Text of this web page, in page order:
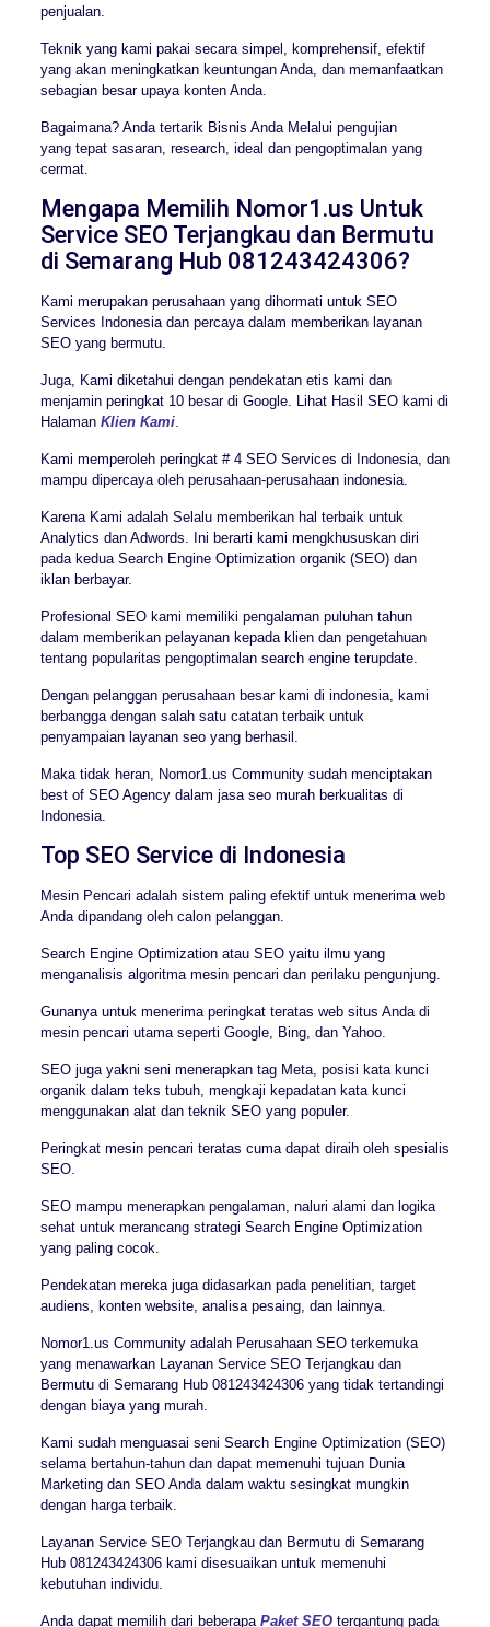
penjualan.
Teknik yang kami pakai secara simpel, komprehensif, efektif
yang akan meningkatkan keuntungan Anda, dan memanfaatkan
sebagian besar upaya konten Anda.
Bagaimana? Anda tertarik Bisnis Anda Melalui pengujian
yang tepat sasaran, research, ideal dan pengoptimalan yang
cermat.
Mengapa Memilih Nomor1.us Untuk
Service SEO Terjangkau dan Bermutu
di Semarang Hub 081243424306?
Kami merupakan perusahaan yang dihormati untuk SEO
Services Indonesia dan percaya dalam memberikan layanan
SEO yang bermutu.
Juga, Kami diketahui dengan pendekatan etis kami dan
menjamin peringkat 10 besar di Google. Lihat Hasil SEO kami di
Halaman Klien Kami.
Kami memperoleh peringkat # 4 SEO Services di Indonesia, dan
mampu dipercaya oleh perusahaan-perusahaan indonesia.
Karena Kami adalah Selalu memberikan hal terbaik untuk
Analytics dan Adwords. Ini berarti kami mengkhususkan diri
pada kedua Search Engine Optimization organik (SEO) dan
iklan berbayar.
Profesional SEO kami memiliki pengalaman puluhan tahun
dalam memberikan pelayanan kepada klien dan pengetahuan
tentang popularitas pengoptimalan search engine terupdate.
Dengan pelanggan perusahaan besar kami di indonesia, kami
berbangga dengan salah satu catatan terbaik untuk
penyampaian layanan seo yang berhasil.
Maka tidak heran, Nomor1.us Community sudah menciptakan
best of SEO Agency dalam jasa seo murah berkualitas di
Indonesia.
Top SEO Service di Indonesia
Mesin Pencari adalah sistem paling efektif untuk menerima web
Anda dipandang oleh calon pelanggan.
Search Engine Optimization atau SEO yaitu ilmu yang
menganalisis algoritma mesin pencari dan perilaku pengunjung.
Gunanya untuk menerima peringkat teratas web situs Anda di
mesin pencari utama seperti Google, Bing, dan Yahoo.
SEO juga yakni seni menerapkan tag Meta, posisi kata kunci
organik dalam teks tubuh, mengkaji kepadatan kata kunci
menggunakan alat dan teknik SEO yang populer.
Peringkat mesin pencari teratas cuma dapat diraih oleh spesialis
SEO.
SEO mampu menerapkan pengalaman, naluri alami dan logika
sehat untuk merancang strategi Search Engine Optimization
yang paling cocok.
Pendekatan mereka juga didasarkan pada penelitian, target
audiens, konten website, analisa pesaing, dan lainnya.
Nomor1.us Community adalah Perusahaan SEO terkemuka
yang menawarkan Layanan Service SEO Terjangkau dan
Bermutu di Semarang Hub 081243424306 yang tidak tertandingi
dengan biaya yang murah.
Kami sudah menguasai seni Search Engine Optimization (SEO)
selama bertahun-tahun dan dapat memenuhi tujuan Dunia
Marketing dan SEO Anda dalam waktu sesingkat mungkin
dengan harga terbaik.
Layanan Service SEO Terjangkau dan Bermutu di Semarang
Hub 081243424306 kami disesuaikan untuk memenuhi
kebutuhan individu.
Anda dapat memilih dari beberapa Paket SEOtergantung pada